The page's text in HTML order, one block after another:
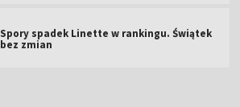
Spory spadek Linette w rankingu. Świątek
bez zmian